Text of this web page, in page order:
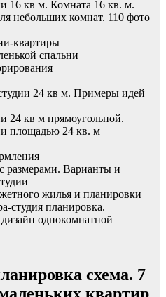
16 кв м. Комната 16 кв. м. —
небольших комнат. 110 фото
квартиры
спальни
24 кв м. Примеры идей
24 кв м прямоугольной.
площадью 24 кв. м
размерами. Варианты и
жилья и планировки
студия планировка.
однокомнатной
схема. 7